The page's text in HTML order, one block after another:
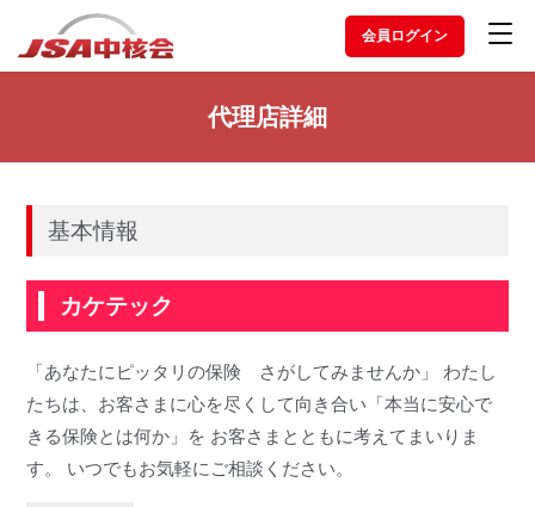
会員ログイン
代理店詳細
基本情報
カケテック
「あなたにピッタリの保険 さがしてみませんか」 わたし
たちは、お客さまに心を尽くして向き合い「本当に安心で
きる保険とは何か」を お客さまとともに考えてまいりま
す。 いつでもお気軽にご相談ください。